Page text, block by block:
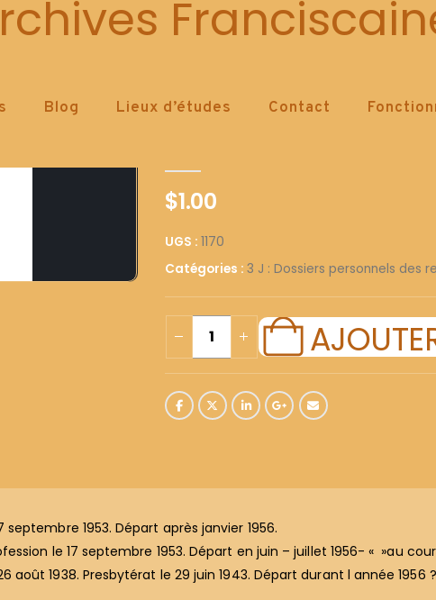
Blog Lieux d’études Contact
1170
$1.00
UGS : 1170
Catégories : 3 J : Dossiers personnels des
septembre 1953. Départ après janvier 1956.
le 17 septembre 1953. Départ en juin – juillet 1956- « »au
août 1938. Presbytérat le 29 juin 1943. Départ durant l année 1956 ?